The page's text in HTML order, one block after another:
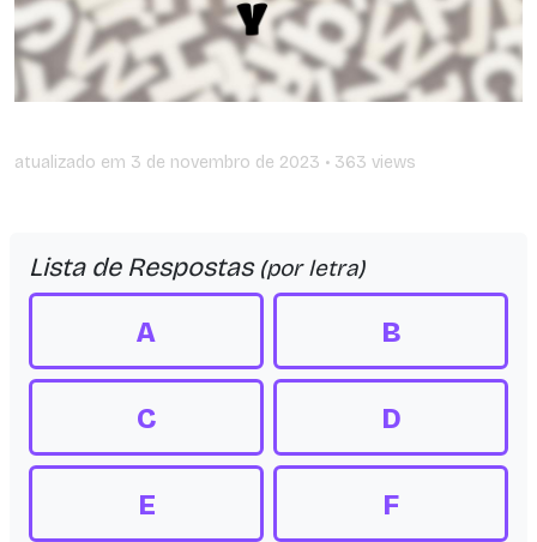
atualizado em 3 de novembro de 2023 • 363 views
Lista de Respostas (por letra)
A B
C D
E F